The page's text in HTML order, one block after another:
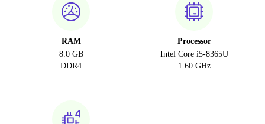
RAM
8.0 GB
DDR4
Processor
Intel Core i5-8365U
1.60 GHz